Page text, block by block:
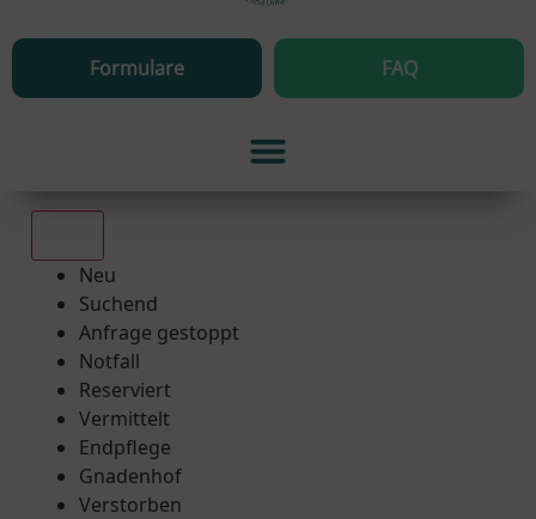
Formulare FAQ
Neu
Suchend
Anfrage gestoppt
Notfall
Reserviert
Vermittelt
Endpflege
Gnadenhof
Verstorben